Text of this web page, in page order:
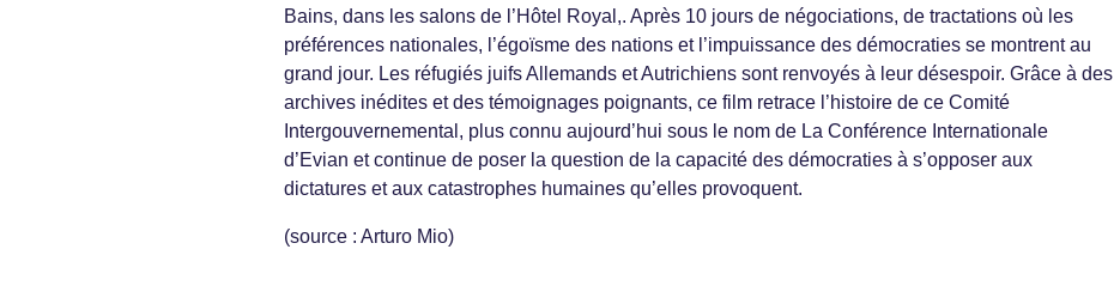
Bains, dans les salons de l’Hôtel Royal,. Après 10 jours de négociations, de tractations où les
préférences nationales, l’égoïsme des nations et l’impuissance des démocraties se montrent au
grand jour. Les réfugiés juifs Allemands et Autrichiens sont renvoyés à leur désespoir. Grâce à des
archives inédites et des témoignages poignants, ce film retrace l’histoire de ce Comité
Intergouvernemental, plus connu aujourd’hui sous le nom de La Conférence Internationale
d’Evian et continue de poser la question de la capacité des démocraties à s’opposer aux
dictatures et aux catastrophes humaines qu’elles provoquent.
(source : Arturo Mio)